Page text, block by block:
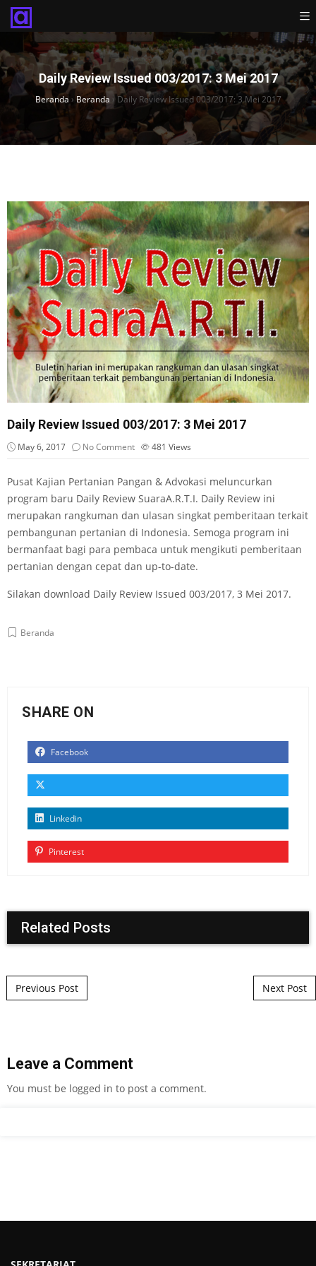
Daily Review Issued 003/2017: 3 Mei 2017
Beranda ›Beranda › Daily Review Issued 003/2017: 3 Mei 2017
Daily Review Issued 003/2017: 3 Mei 2017
May 6, 2017 No Comment 481 Views
Pusat Kajian Pertanian Pangan & Advokasi meluncurkan
program baru Daily Review SuaraA.R.T.I. Daily Review ini
merupakan rangkuman dan ulasan singkat pemberitaan terkait
pembangunan pertanian di Indonesia. Semoga program ini
bermanfaat bagi para pembaca untuk mengikuti pemberitaan
pertanian dengan cepat dan up-to-date.
Silakan download Daily Review Issued 003/2017, 3 Mei 2017.
Beranda
SHARE ON
Facebook
Linkedin
Pinterest
Related Posts
Post navigation
Previous Post Next Post
Leave a Comment
You must be logged in to post a comment.